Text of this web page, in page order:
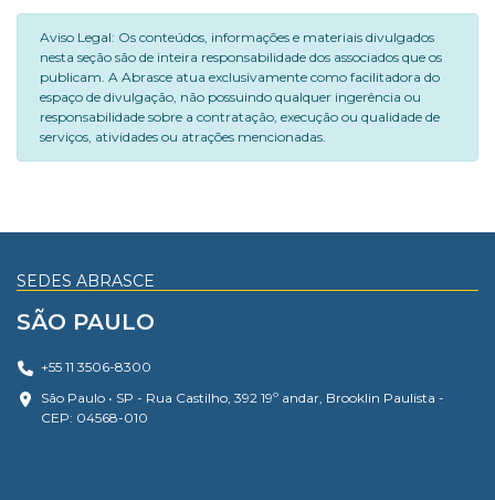
Aviso Legal: Os conteúdos, informações e materiais divulgados
nesta seção são de inteira responsabilidade dos associados que os
publicam. A Abrasce atua exclusivamente como facilitadora do
espaço de divulgação, não possuindo qualquer ingerência ou
responsabilidade sobre a contratação, execução ou qualidade de
serviços, atividades ou atrações mencionadas.
SEDES ABRASCE
SÃO PAULO
+55 11 3506-8300
São Paulo • SP - Rua Castilho, 392 19º andar, Brooklin Paulista -
CEP: 04568-010